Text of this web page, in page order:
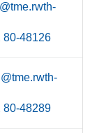
80-48126
80-48289